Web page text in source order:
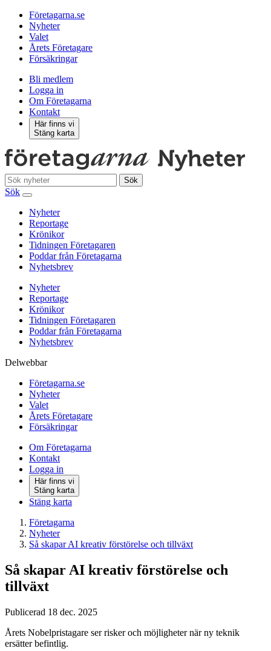
Företagarna.se
Nyheter
Valet
Årets Företagare
Försäkringar
Bli medlem
Logga in
Om Företagarna
Kontakt
Här finns vi
Stäng karta
Sök
Sök
Nyheter
Reportage
Krönikor
Tidningen Företagaren
Poddar från Företagarna
Nyhetsbrev
Nyheter
Reportage
Krönikor
Tidningen Företagaren
Poddar från Företagarna
Nyhetsbrev
Delwebbar
Företagarna.se
Nyheter
Valet
Årets Företagare
Försäkringar
Om Företagarna
Kontakt
Logga in
Här finns vi
Stäng karta
Stäng karta
Företagarna
Nyheter
Så skapar AI kreativ förstörelse och tillväxt
Så skapar AI kreativ förstörelse och
tillväxt
Publicerad 18 dec. 2025
Årets Nobelpristagare ser risker och möjligheter när ny teknik
ersätter befintlig.